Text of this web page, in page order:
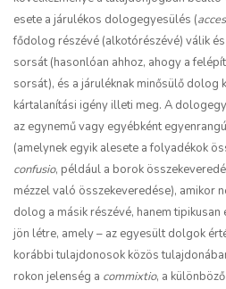
esete a járulékos dologegyesülés (
fődolog részévé (alkotórészévé) válik
sorsát (hasonlóan ahhoz, ahogy a
sorsát), és a járuléknak minősülő dolog
kártalanítási igény illeti meg. A
az egynemű vagy egyébként
(amelynek egyik alesete a folyadékok
confusio, például a borok
mézzel való összekeveredése), amikor
dolog a másik részévé, hanem
jön létre, amely – az egyesült dolgok
korábbi tulajdonosok közös
rokon jelenség a commixtio, a